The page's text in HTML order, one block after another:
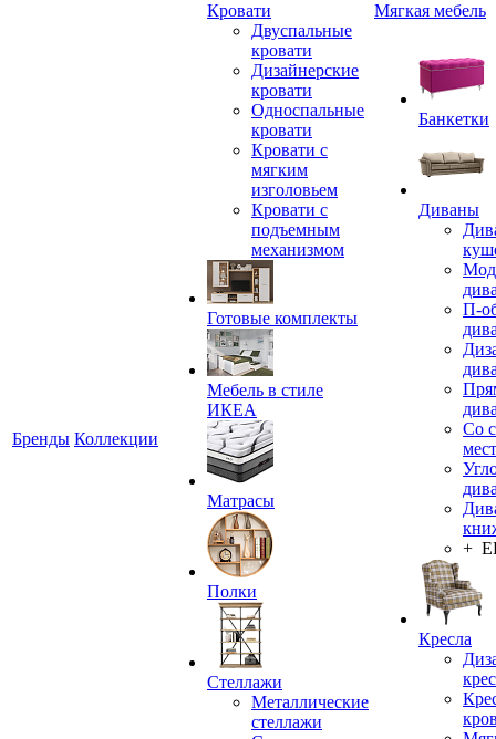
Бренды Коллекции
Кровати
Двуспальные
кровати
Дизайнерские
кровати
Односпальные
кровати
Кровати с
мягким
изголовьем
Кровати с
подъемным
механизмом
Готовые комплекты
Мебель в стиле
ИКЕА
Матрасы
Полки
Стеллажи
Металлические
стеллажи
Мягкая мебель
Банкетки
Диваны
П-
Со
+
Кресла